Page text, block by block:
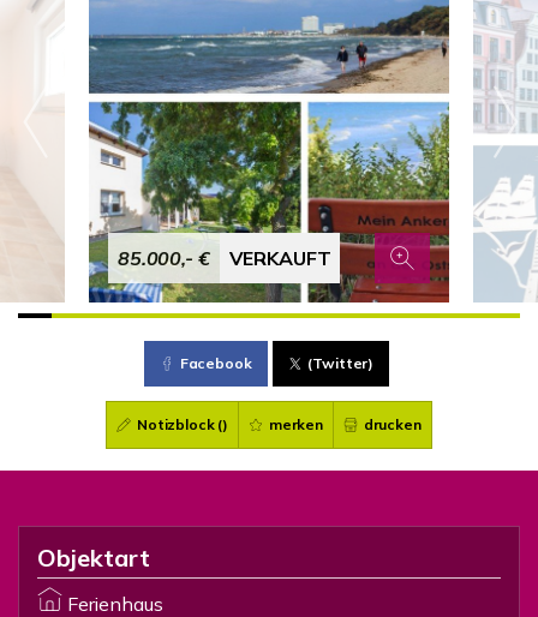
85.000,- € VERKAUFT
Facebook (Twitter)
Notizblock () merken drucken
Objektart
Ferienhaus